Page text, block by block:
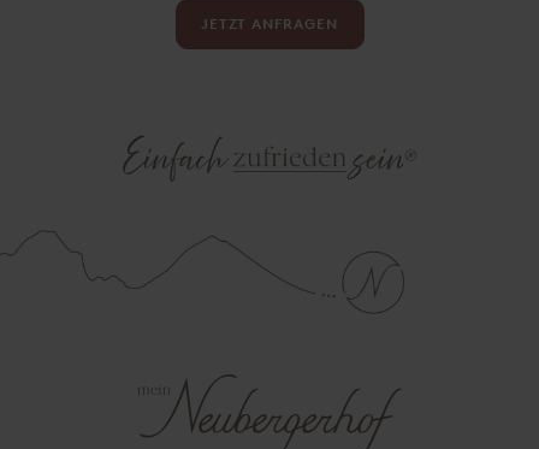
JETZT ANFRAGEN